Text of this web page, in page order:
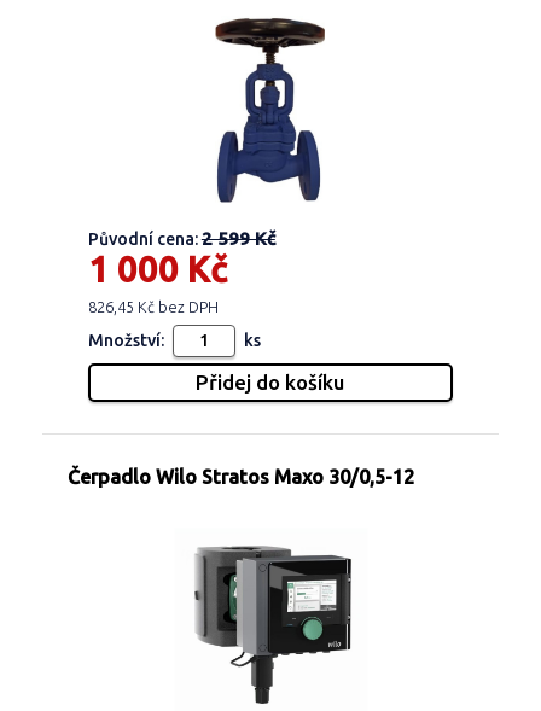
Původní cena:2 599 Kč
1 000 Kč
826,45 Kč bez DPH
Množství: ks
Čerpadlo Wilo Stratos Maxo 30/0,5-12